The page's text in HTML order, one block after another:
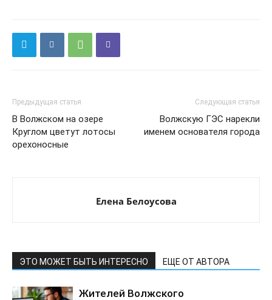
Предыдущая статья
В Волжском на озере
Круглом цветут лотосы
орехоносные
Следующая статья
Волжскую ГЭС нарекли
именем основателя города
Елена Белоусова
ЭТО МОЖЕТ БЫТЬ ИНТЕРЕСНО ЕЩЕ ОТ АВТОРА
Жителей Волжского